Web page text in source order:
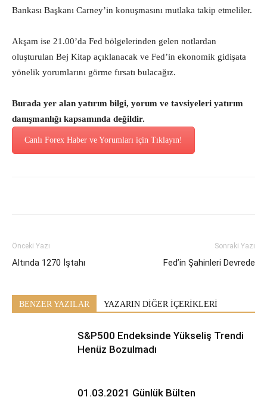
Bankası Başkanı Carney’in konuşmasını mutlaka takip etmeliler.
Akşam ise 21.00’da Fed bölgelerinden gelen notlardan
oluşturulan Bej Kitap açıklanacak ve Fed’in ekonomik gidişata
yönelik yorumlarını görme fırsatı bulacağız.
Burada yer alan yatırım bilgi, yorum ve tavsiyeleri yatırım
danışmanlığı kapsamında değildir.
Canlı Forex Haber ve Yorumları için Tıklayın!
Önceki Yazı
Altında 1270 İştahı
Sonraki Yazı
Fed’in Şahinleri Devrede
BENZER YAZILAR YAZARIN DİĞER İÇERİKLERİ
S&P500 Endeksinde Yükseliş Trendi
Henüz Bozulmadı
01.03.2021 Günlük Bülten